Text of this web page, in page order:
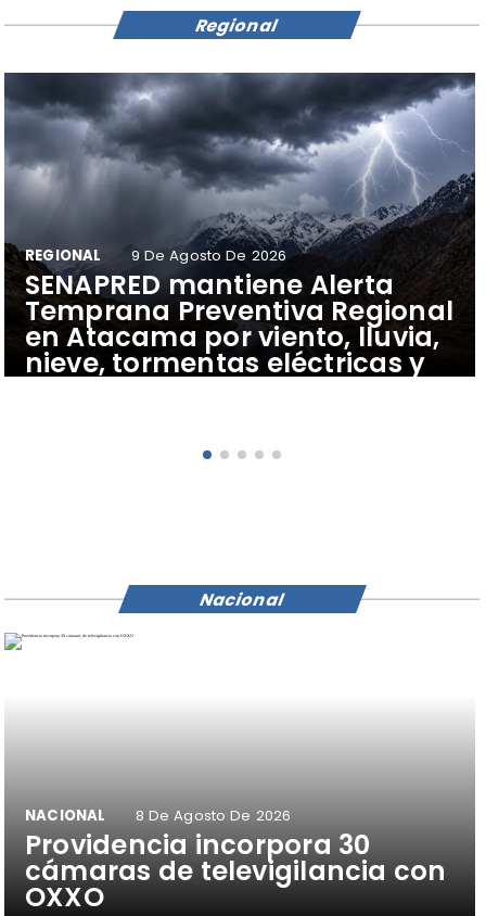
SENAPRED mantiene Alerta
Temprana Preventiva Regional
en Atacama por viento, lluvia,
nieve, tormentas eléctricas y
REGIONAL 9 De Agosto De 2026
Regional
Providencia incorpora 30
cámaras de televigilancia con
OXXO
NACIONAL 8 De Agosto De 2026
Nacional